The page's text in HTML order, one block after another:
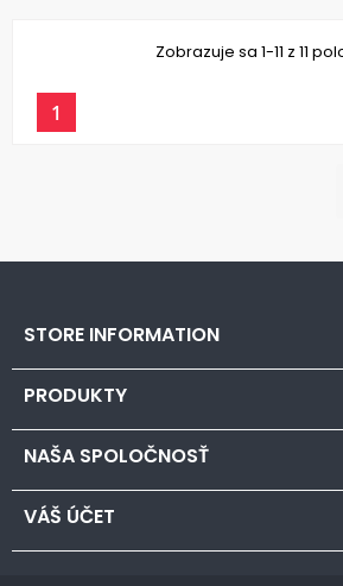
Zobrazuje sa 1-11 z 11
1
STORE INFORMATION
PRODUKTY
NAŠA SPOLOČNOSŤ
VÁŠ ÚČET